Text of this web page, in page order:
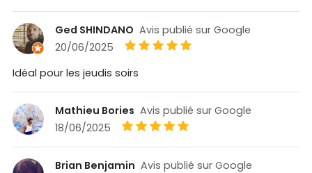
Ged SHINDANO Avis publié sur Google
20/06/2025
Idéal pour les jeudis soirs
Mathieu Bories Avis publié sur Google
18/06/2025
Brian Benjamin Avis publié sur Google